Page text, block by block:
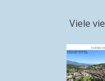
Viele